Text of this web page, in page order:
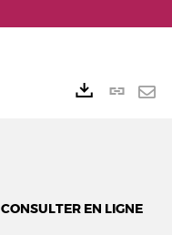
Lien
CONSULTER EN LIGNE